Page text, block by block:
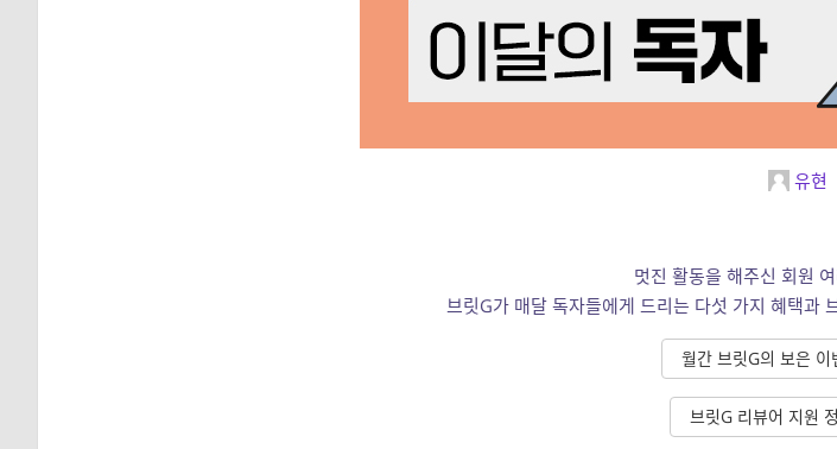
유현
멋진 활동을 해주신 회원
브릿G가 매달 독자들에게 드리는 다섯 가지 혜택과
월간 브릿G의 보은
브릿G 리뷰어 지원